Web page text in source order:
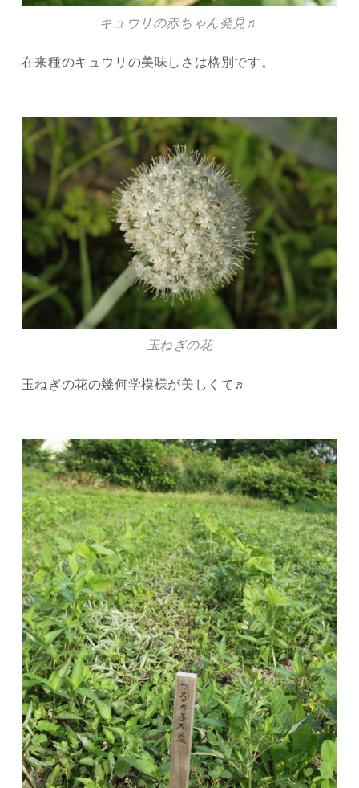
キュウリの赤ちゃん発見♬
在来種のキュウリの美味しさは格別です。
玉ねぎの花
玉ねぎの花の幾何学模様が美しくて♬